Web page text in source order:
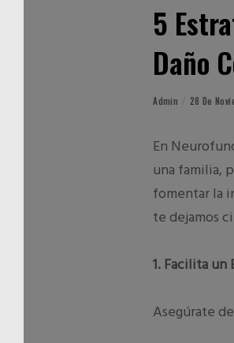
5
Daño
Admin 28 De
En
una familia,
fomentar la
te dejamos
1. Facilita
Asegúrate